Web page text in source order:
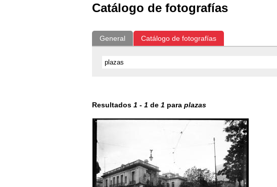
Catálogo de fotografías
General Catálogo de fotografías
Resultados 1 - 1 de 1 para plazas